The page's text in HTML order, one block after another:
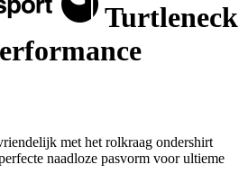
Turtleneck
met het rolkraag ondershirt
naadloze pasvorm voor ultieme